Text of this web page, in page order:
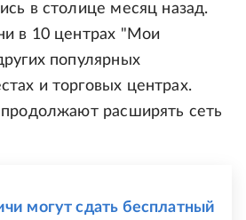
в столице месяц назад.
в 10 центрах "Мои
популярных
и торговых центрах.
продолжают расширять сеть
могут сдать бесплатный